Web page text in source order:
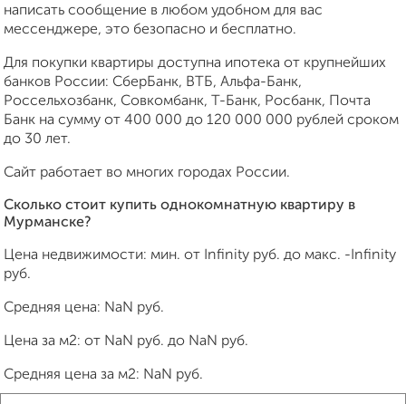
написать сообщение в любом удобном для вас
мессенджере, это безопасно и бесплатно.
Для покупки квартиры доступна ипотека от крупнейших
банков России: СберБанк, ВТБ, Альфа-Банк,
Россельхозбанк, Совкомбанк, Т-Банк, Росбанк, Почта
Банк на сумму от 400 000 до 120 000 000 рублей сроком
до 30 лет.
Сайт работает во многих городах России.
Сколько стоит купить однокомнатную квартиру в
Мурманске?
Цена недвижимости: мин. от Infinity руб. до макс. -Infinity
руб.
Средняя цена: NaN руб.
Цена за м2: от NaN руб. до NaN руб.
Средняя цена за м2: NaN руб.